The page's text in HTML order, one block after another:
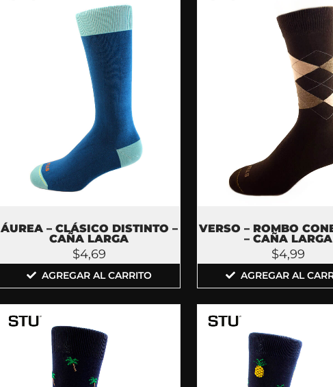
ÁUREA – CLÁSICO DISTINTO –
CAÑA LARGA
$4,69
AGREGAR AL CARRITO
VERSO – ROMBO
– CAÑA LARGA
$4,99
AGREGAR AL